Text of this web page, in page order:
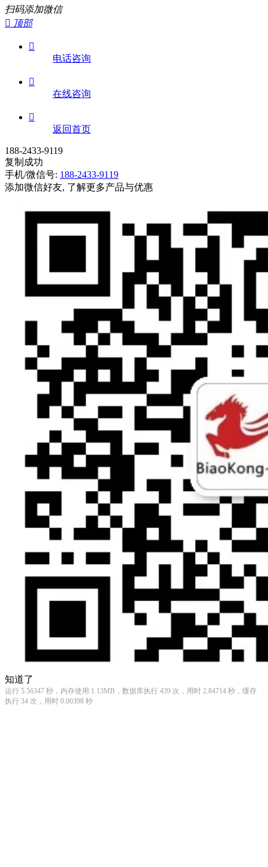
扫码添加微信
 顶部

电话咨询

在线咨询

返回首页
188-2433-9119
复制成功
手机/微信号: 188-2433-9119
添加微信好友, 了解更多产品与优惠
知道了
运行 5.56347 秒，内存使用 1.13MB，数据库执行 439 次，用时 2.84714 秒，缓存
执行 34 次，用时 0.00398 秒